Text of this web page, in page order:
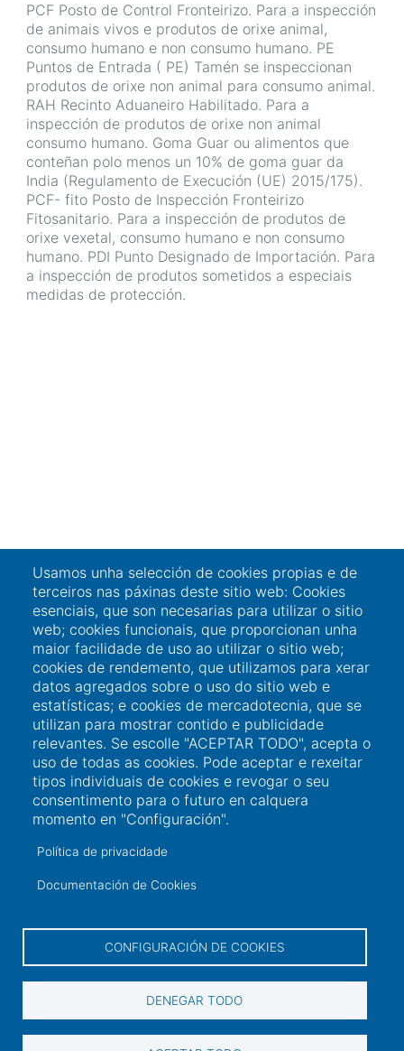
PCF Posto de Control Fronteirizo. Para a inspección
de animais vivos e produtos de orixe animal,
consumo humano e non consumo humano. PE
Puntos de Entrada ( PE) Tamén se inspeccionan
produtos de orixe non animal para consumo animal.
RAH Recinto Aduaneiro Habilitado. Para a
inspección de produtos de orixe non animal
consumo humano. Goma Guar ou alimentos que
conteñan polo menos un 10% de goma guar da
India (Regulamento de Execución (UE) 2015/175).
PCF- fito Posto de Inspección Fronteirizo
Fitosanitario. Para a inspección de produtos de
orixe vexetal, consumo humano e non consumo
humano. PDI Punto Designado de Importación. Para
a inspección de produtos sometidos a especiais
medidas de protección.
Información de contacto
Ligazóns de interese
Acceso a usuario
Sede Electrónica
Perfil do contratante
Usamos unha selección de cookies propias e de
terceiros nas páxinas deste sitio web: Cookies
esenciais, que son necesarias para utilizar o sitio
web; cookies funcionais, que proporcionan unha
maior facilidade de uso ao utilizar o sitio web;
cookies de rendemento, que utilizamos para xerar
datos agregados sobre o uso do sitio web e
estatísticas; e cookies de mercadotecnia, que se
utilizan para mostrar contido e publicidade
relevantes. Se escolle "ACEPTAR TODO", acepta o
uso de todas as cookies. Pode aceptar e rexeitar
tipos individuais de cookies e revogar o seu
consentimento para o futuro en calquera
momento en "Configuración".
Política de privacidade
Documentación de Cookies
CONFIGURACIÓN DE COOKIES
DENEGAR TODO